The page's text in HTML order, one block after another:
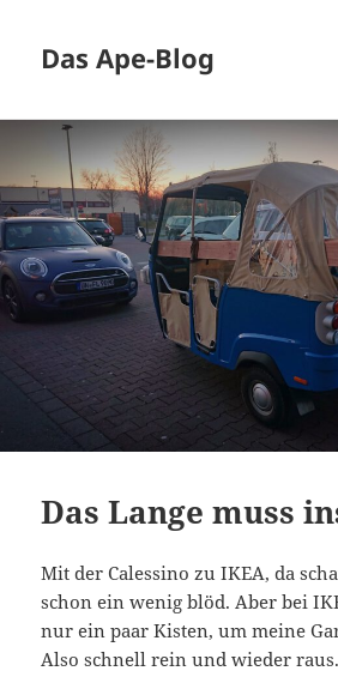
Das Ape-Blog
Das Lange muss
Mit der Calessino zu IKEA, da
schon ein wenig blöd. Aber bei
nur ein paar Kisten, um meine
Also schnell rein und wieder raus.